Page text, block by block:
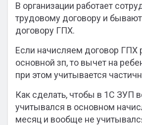
В организации работает
трудовому договору и
договору ГПХ.
Если начисляем договор ГПХ
основной зп, то вычет на
при этом учитывается
Как сделать, чтобы в 1С ЗУП
учитывался в основном
месяц и вообще не